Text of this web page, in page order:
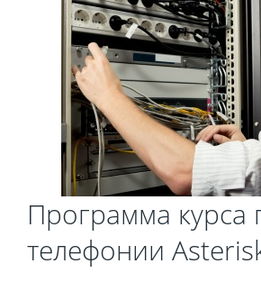
Программа курса
телефонии